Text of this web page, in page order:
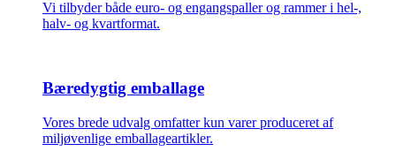
Vi tilbyder både euro- og engangspaller og rammer i hel-,
halv- og kvartformat.
Bæredygtig emballage
Vores brede udvalg omfatter kun varer produceret af
miljøvenlige emballageartikler.